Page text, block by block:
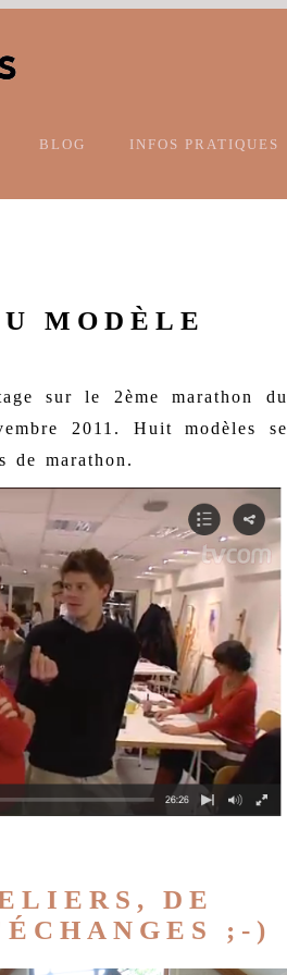
BLOG INFOS PRATIQUES
MODÈLE
sur le 2ème marathon du
2011. Huit modèles se
de marathon.
DE
;-)